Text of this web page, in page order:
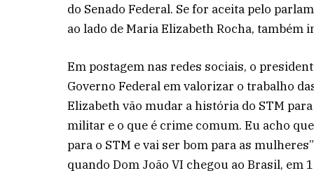
do Senado Federal. Se for aceita pelo
ao lado de Maria Elizabeth Rocha, também
Em postagem nas redes sociais, o
Governo Federal em valorizar o trabalho
Elizabeth vão mudar a história do STM
militar e o que é crime comum. Eu acho
para o STM e vai ser bom para as
quando Dom João VI chegou ao Brasil, em